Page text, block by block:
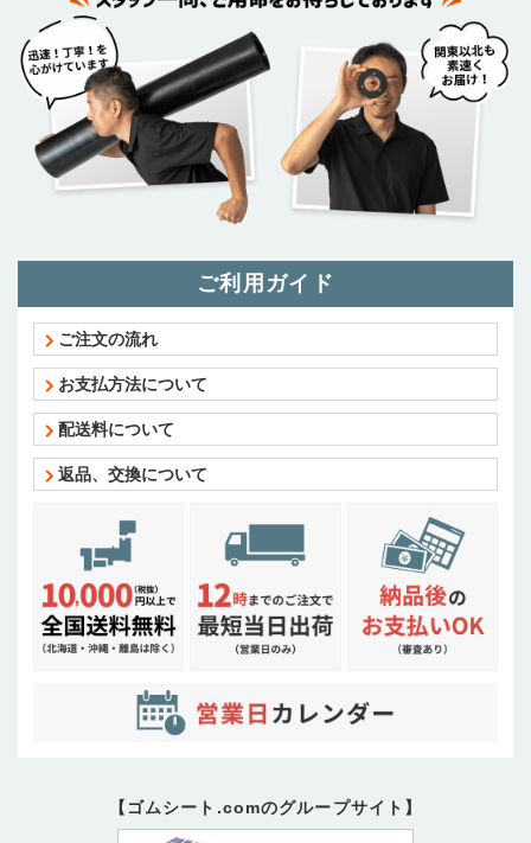
ご利用ガイド
ご注文の流れ
お支払方法について
配送料について
返品、交換について
【ゴムシート.comのグループサイト】